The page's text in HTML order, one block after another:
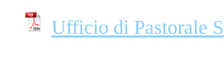
Ufficio di Pastorale